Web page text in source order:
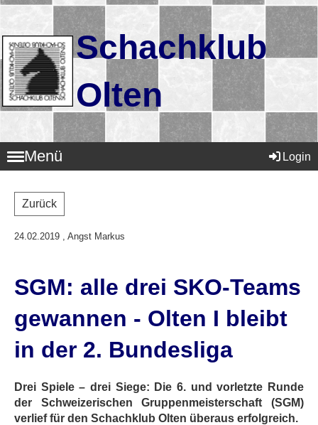
Schachklub
Olten
Menü Login
Zurück
24.02.2019 , Angst Markus
SGM: alle drei SKO-Teams
gewannen - Olten I bleibt
in der 2. Bundesliga
Drei Spiele – drei Siege: Die 6. und vorletzte Runde
der Schweizerischen Gruppenmeisterschaft (SGM)
verlief für den Schachklub Olten überaus erfolgreich.